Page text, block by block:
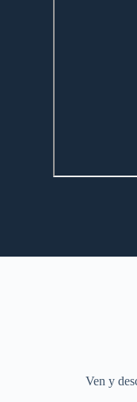
Ven y